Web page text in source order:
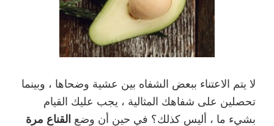
لا يتم الاعتناء ببعض الشفاه بين عشية وضحاها ، وبينما
تحصلين على شفاهك المثالية ، يجب عليك القيام
بشيء ما ، أليس كذلك؟ في حين أن وضع القناع مرة